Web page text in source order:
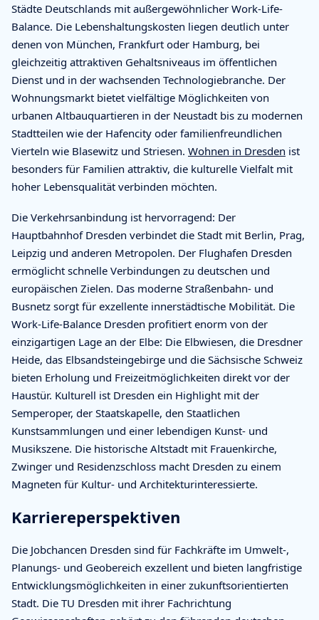
Städte Deutschlands mit außergewöhnlicher Work-Life-
Balance. Die Lebenshaltungskosten liegen deutlich unter
denen von München, Frankfurt oder Hamburg, bei
gleichzeitig attraktiven Gehaltsniveaus im öffentlichen
Dienst und in der wachsenden Technologiebranche. Der
Wohnungsmarkt bietet vielfältige Möglichkeiten von
urbanen Altbauquartieren in der Neustadt bis zu modernen
Stadtteilen wie der Hafencity oder familienfreundlichen
Vierteln wie Blasewitz und Striesen. Wohnen in Dresden ist
besonders für Familien attraktiv, die kulturelle Vielfalt mit
hoher Lebensqualität verbinden möchten.
Die Verkehrsanbindung ist hervorragend: Der
Hauptbahnhof Dresden verbindet die Stadt mit Berlin, Prag,
Leipzig und anderen Metropolen. Der Flughafen Dresden
ermöglicht schnelle Verbindungen zu deutschen und
europäischen Zielen. Das moderne Straßenbahn- und
Busnetz sorgt für exzellente innerstädtische Mobilität. Die
Work-Life-Balance Dresden profitiert enorm von der
einzigartigen Lage an der Elbe: Die Elbwiesen, die Dresdner
Heide, das Elbsandsteingebirge und die Sächsische Schweiz
bieten Erholung und Freizeitmöglichkeiten direkt vor der
Haustür. Kulturell ist Dresden ein Highlight mit der
Semperoper, der Staatskapelle, den Staatlichen
Kunstsammlungen und einer lebendigen Kunst- und
Musikszene. Die historische Altstadt mit Frauenkirche,
Zwinger und Residenzschloss macht Dresden zu einem
Magneten für Kultur- und Architekturinteressierte.
Karriereperspektiven
Die Jobchancen Dresden sind für Fachkräfte im Umwelt-,
Planungs- und Geobereich exzellent und bieten langfristige
Entwicklungsmöglichkeiten in einer zukunftsorientierten
Stadt. Die TU Dresden mit ihrer Fachrichtung